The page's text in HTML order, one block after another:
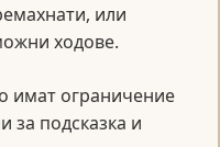
или
ходове.
имат ограничение
за подсказка и